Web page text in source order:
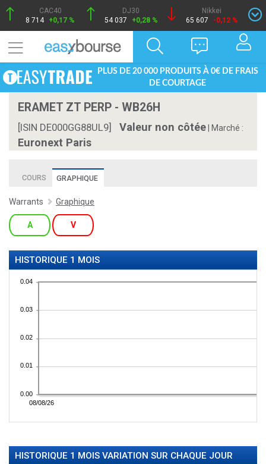
CAC40
8 714 +0,17 %
DJ30
54 037
+0,28 %
Nikkei
65 607
-0,12 %
PLUS DE 20 000 PRODUITS À 0€ DE FRAIS
DE COURTAGE
ERAMET ZT PERP - WB26H
[ISIN DE000GG88UL9] Valeur non côtée Marché :
Euronext Paris
COURS GRAPHIQUE
Warrants Graphique
A V
HISTORIQUE 1 MOIS
HISTORIQUE 1 MOIS VARIATION SUR CHAQUE JOUR